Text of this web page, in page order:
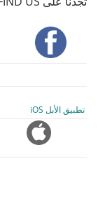
تطبيق الأبل iOS